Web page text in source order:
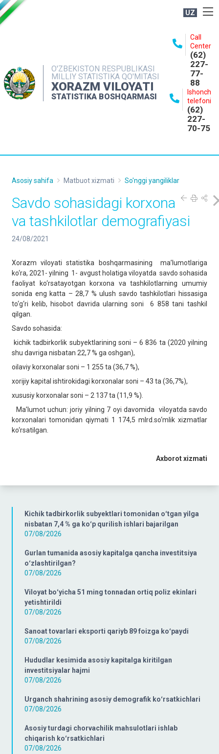
UZ
O'ZBEKISTON RESPUBLIKASI
MILLIY STATISTIKA QO'MITASI
XORAZM VILOYATI
STATISTIKA BOSHQARMASI
Call
Center
(62)
227-
77-
88
Ishonch
telefoni
(62)
227-
70-75
NASHRLAR
INTERAKTIV XIZMATLAR
MATBUOT XIZMATI
Kichik tadbirkorlik subyektlari tomonidan oʻtgan yilga
nisbatan 7,4 % ga koʻp qurilish ishlari bajarilgan
07/08/2026
Gurlan tumanida asosiy kapitalga qancha investitsiya
oʻzlashtirilgan?
07/08/2026
Viloyat boʻyicha 51 ming tonnadan ortiq poliz ekinlari
yetishtirildi
07/08/2026
Sanoat tovarlari eksporti qariyb 89 foizga koʻpaydi
07/08/2026
Hududlar kesimida asosiy kapitalga kiritilgan
investitsiyalar hajmi
07/08/2026
Urganch shahrining asosiy demografik koʻrsatkichlari
07/08/2026
Asosiy turdagi chorvachilik mahsulotlari ishlab
chiqarish koʻrsatkichlari
07/08/2026
Asosiy sahifa Matbuot xizmati So'nggi yangiliklar
Savdo sohasidagi korxona
va tashkilotlar demografiyasi
24/08/2021
Xorazm viloyati statistika boshqarmasining ma’lumotlariga
ko‘ra, 2021- yilning 1- avgust holatiga viloyatda savdo sohasida
faoliyat ko‘rsatayotgan korxona va tashkilotlarning umumiy
sonida eng katta – 28,7 % ulush savdo tashkilotlari hissasiga
to‘g‘ri kelib, hisobot davrida ularning soni 6 858 tani tashkil
qilgan.
Savdo sohasida:
kichik tadbirkorlik subyektlarining soni – 6 836 ta (2020 yilning
shu davriga nisbatan 22,7 % ga oshgan),
oilaviy korxonalar soni – 1 255 ta (36,7 %),
xorijiy kapital ishtirokidagi korxonalar soni – 43 ta (36,7%),
xususiy korxonalar soni – 2 137 ta (11,9 %).
Ma’lumot uchun: joriy yilning 7 oyi davomida viloyatda savdo
korxonalari tomonidan qiymati 1 174,5 mlrd.so‘mlik xizmatlar
ko‘rsatilgan.
Axborot xizmati